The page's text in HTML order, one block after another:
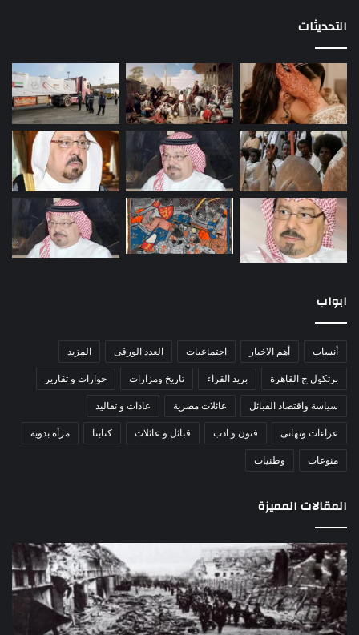
التحديثات
ابواب
أنساب أهم الاخبار اجتماعيات العدد الورقى المزيد
برتكول ج القاهرة بريد القراء تاريخ ومزارات حوارات و تقارير
سياسة واقتصاد القبائل عائلات مصرية عادات و تقاليد
عزاءات وتهانى فنون و ادب قبائل و عائلات كتابنا مرأه بدوية
منوعات وطنيات
المقالات المميزة
مذبحة
اللد..
القصة
الكاملة
لإحدى